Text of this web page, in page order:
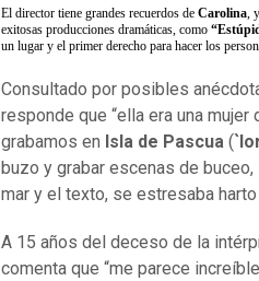
El director tiene grandes recuerdos de Carolina,
exitosas producciones dramáticas, como
un lugar y el primer derecho para hacer los
Consultado por posibles
responde que “ella era una
grabamos en Isla de Pascua (
buzo y grabar escenas de buceo,
mar y el texto, se estresaba harto
A 15 años del deceso de la
comenta que “me parece